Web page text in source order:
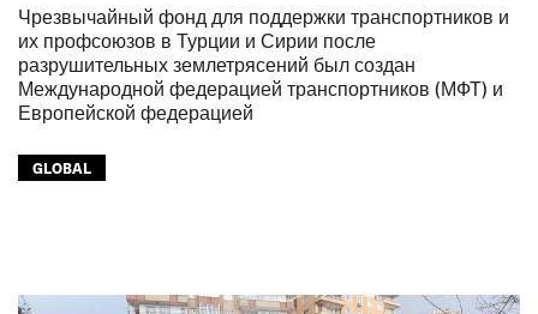
Чрезвычайный фонд для поддержки транспортников и
их профсоюзов в Турции и Сирии после
разрушительных землетрясений был создан
Международной федерацией транспортников (МФТ) и
Европейской федерацией
GLOBAL